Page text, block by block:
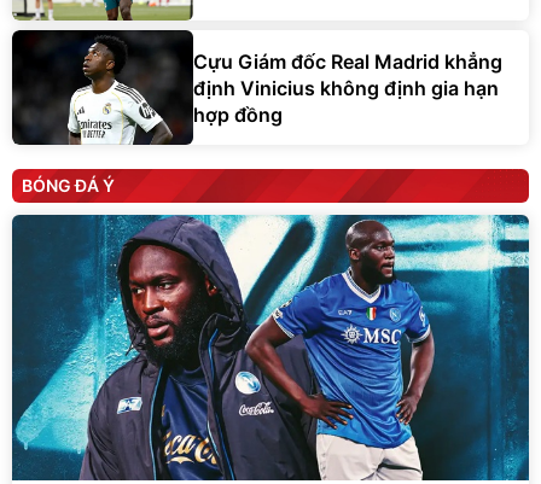
Cựu Giám đốc Real Madrid khẳng
định Vinicius không định gia hạn
hợp đồng
BÓNG ĐÁ Ý